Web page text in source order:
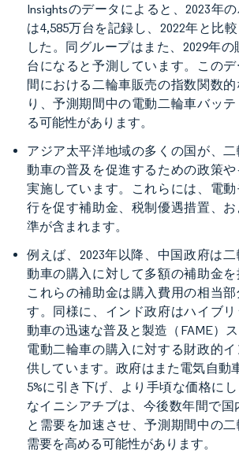
Insightsのデータによると、2023年
は4,585万台を記録し、2022年と比
した。同グループはまた、2029年の
台になると予測しています。この
間における二輪車販売の指数関数
り、予測期間中の電動二輪車バッ
る可能性があります。
アジア太平洋地域の多くの国が、
動車の普及を促進するための政策
実施しています。これらには、電
行を促す補助金、税制優遇措置、
準が含まれます。
例えば、2023年以降、中国政府は
動車の購入に対して多額の補助金を
これらの補助金は購入費用の相当
す。同様に、インド政府はハイブ
動車の迅速な普及と製造（FAME）
電動二輪車の購入に対する財政的
供しています。政府はまた電気自動
5%に引き下げ、より手頃な価格に
なイニシアチブは、今後数年間で国
と需要を加速させ、予測期間中の
需要を高める可能性があります。